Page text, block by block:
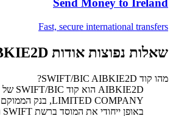
Send Money to Ireland
Fast, secure international transfers
שאלות נפוצות אודות AIBKIE2D
מהו קוד SWIFT/BIC AIBKIE2D?